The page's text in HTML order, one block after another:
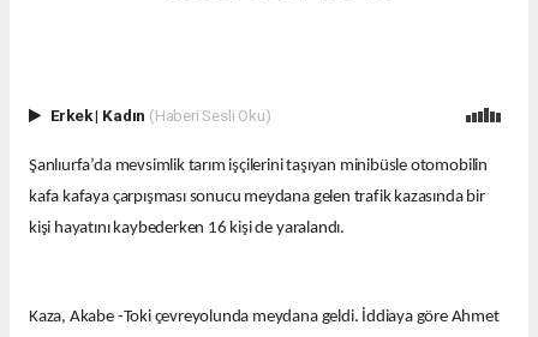
Erkek| Kadın (Haberi Sesli Oku)
Şanlıurfa’da mevsimlik tarım işçilerini taşıyan minibüsle otomobilin
kafa kafaya çarpışması sonucu meydana gelen trafik kazasında bir
kişi hayatını kaybederken 16 kişi de yaralandı.
Kaza, Akabe -Toki çevreyolunda meydana geldi. İddiaya göre Ahmet